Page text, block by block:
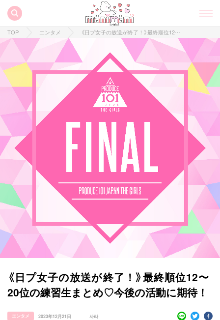
TOP エンタメ 《日プ女子の放送が終了！》最終順位12〜20位の練習生まとめ♡今後の活動に期待！
《日プ女子の放送が終了！》最終順位12〜
20位の練習生まとめ♡今後の活動に期待！
エンタメ 2023年12月21日 사라